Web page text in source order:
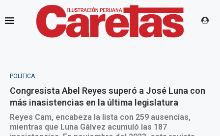
POLÍTICA
Congresista Abel Reyes superó a José Luna con
más inasistencias en la última legislatura
Reyes Cam, encabeza la lista con 259 ausencias,
mientras que Luna Gálvez acumuló las 187